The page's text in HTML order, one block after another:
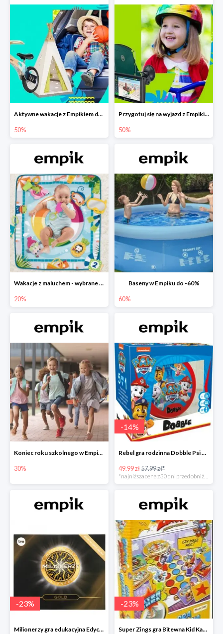
Aktywne wakacje z Empikiem do -50%
50%
Przygotuj się na wyjazd z Empikiem - rabaty do -50%
50%
Wakacje z maluchem - wybrane zabawki Fisher-Price w Empiku-20%
20%
Baseny w Empiku do -60%
60%
Koniec roku szkolnego w Empiku - prezenty dla dzieci i nauczycieli do -30%
30%
-14%
Rebel gra rodzinna Dobble Psi Patrol w Empiku Premium
49.99 zł57.99 zł*
-23%
Milionerzy gra edukacyjna Edycja Gold w super cenie w Empiku Premium
-23%
Super Zings gra Bitewna Kid Kazom w super cenie w Empiku Premium